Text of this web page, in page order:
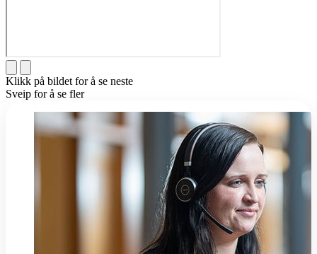
Klikk på bildet for å se neste
Sveip for å se fler